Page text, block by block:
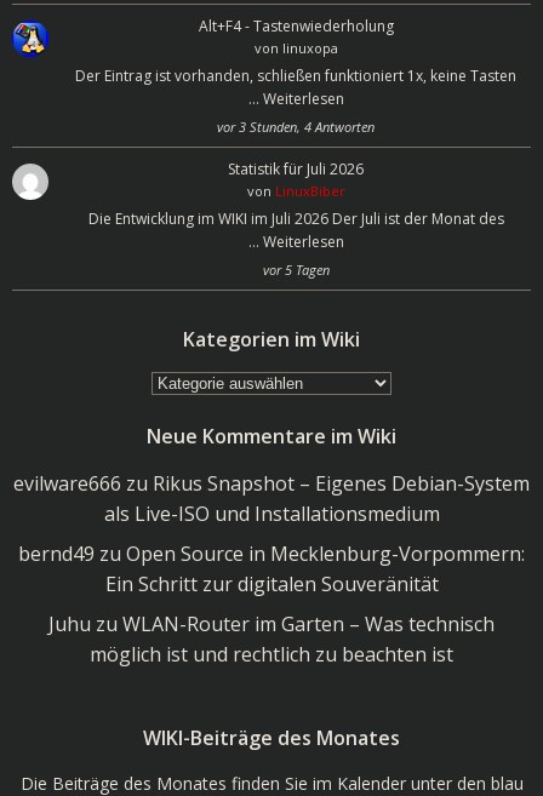
Alt+F4 - Tastenwiederholung
von linuxopa
Der Eintrag ist vorhanden, schließen funktioniert 1x, keine Tasten
… Weiterlesen
vor 3 Stunden, 4 Antworten
Statistik für Juli 2026
von LinuxBiber
Die Entwicklung im WIKI im Juli 2026 Der Juli ist der Monat des
… Weiterlesen
vor 5 Tagen
Kategorien im Wiki
Kategorien
Wiki
Neue Kommentare im Wiki
evilware666 zu Rikus Snapshot – Eigenes Debian-System
als Live-ISO und Installationsmedium
bernd49 zu Open Source in Mecklenburg-Vorpommern:
Ein Schritt zur digitalen Souveränität
Juhu zu WLAN-Router im Garten – Was technisch
möglich ist und rechtlich zu beachten ist
WIKI-Beiträge des Monates
Die Beiträge des Monates finden Sie im Kalender unter den blau